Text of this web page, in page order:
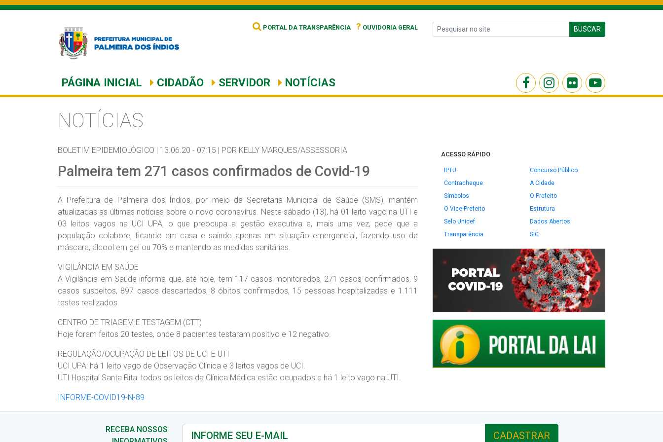
PORTAL DA TRANSPARÊNCIA ? OUVIDORIA GERAL BUSCAR
PÁGINA INICIAL CIDADÃO SERVIDOR NOTÍCIAS
NOTÍCIAS
BOLETIM EPIDEMIOLÓGICO | 13.06.20 - 07:15 | POR KELLY MARQUES/ASSESSORIA
Palmeira tem 271 casos confirmados de Covid-19
A Prefeitura de Palmeira dos Índios, por meio da Secretaria Municipal de Saúde (SMS), mantém
atualizadas as últimas notícias sobre o novo coronavírus. Neste sábado (13), há 01 leito vago na UTI e
03 leitos vagos na UCI UPA, o que preocupa a gestão executiva e, mais uma vez, pede que a
população colabore, ficando em casa e saindo apenas em situação emergencial, fazendo uso de
máscara, álcool em gel ou 70% e mantendo as medidas sanitárias.
VIGILÂNCIA EM SAÚDE
A Vigilância em Saúde informa que, até hoje, tem 117 casos monitorados, 271 casos confirmados, 9
casos suspeitos, 897 casos descartados, 8 óbitos confirmados, 15 pessoas hospitalizadas e 1.111
testes realizados.
CENTRO DE TRIAGEM E TESTAGEM (CTT)
Hoje foram feitos 20 testes, onde 8 pacientes testaram positivo e 12 negativo.
REGULAÇÃO/OCUPAÇÃO DE LEITOS DE UCI E UTI
UCI UPA: há 1 leito vago de Observação Clínica e 3 leitos vagos de UCI.
UTI Hospital Santa Rita: todos os leitos da Clínica Médica estão ocupados e há 1 leito vago na UTI.
INFORME-COVID19-N-89
ACESSO RÁPIDO
IPTU
Concurso Público
Contracheque
A Cidade
Símbolos
O Prefeito
O Vice-Prefeito
Estrutura
Selo Unicef
Dados Abertos
Transparência
SIC
RECEBA NOSSOS
CADASTRAR